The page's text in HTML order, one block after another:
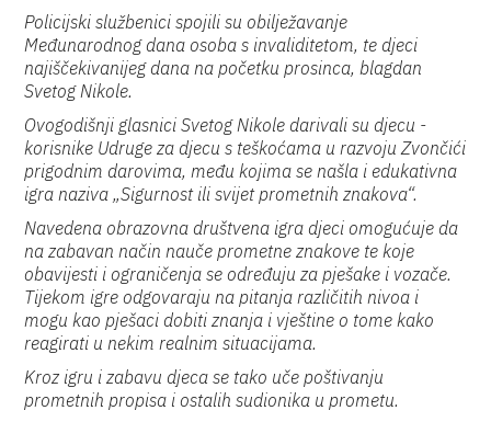
Policijski službenici spojili su obilježavanje
Međunarodnog dana osoba s invaliditetom, te djeci
najiščekivanijeg dana na početku prosinca, blagdan
Svetog Nikole.
Ovogodišnji glasnici Svetog Nikole darivali su djecu -
korisnike Udruge za djecu s teškoćama u razvoju Zvončići
prigodnim darovima, među kojima se našla i edukativna
igra naziva „Sigurnost ili svijet prometnih znakova“.
Navedena obrazovna društvena igra djeci omogućuje da
na zabavan način nauče prometne znakove te koje
obavijesti i ograničenja se određuju za pješake i vozače.
Tijekom igre odgovaraju na pitanja različitih nivoa i
mogu kao pješaci dobiti znanja i vještine o tome kako
reagirati u nekim realnim situacijama.
Kroz igru i zabavu djeca se tako uče poštivanju
prometnih propisa i ostalih sudionika u prometu.